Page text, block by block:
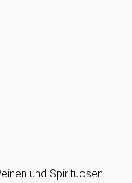
und Spirituosen